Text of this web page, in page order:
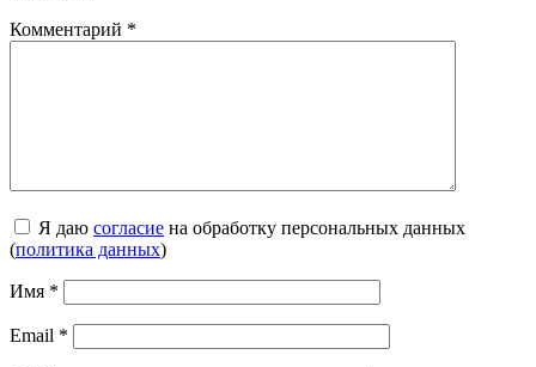
Комментарий *
Я даю согласие на обработку персональных данных
(политика данных)
Имя *
Email *